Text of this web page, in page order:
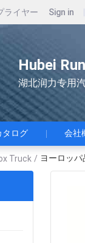
ライヤー Sign in
Hubei
湖北润力专用
タログ 会社
Truck / ヨーロッ